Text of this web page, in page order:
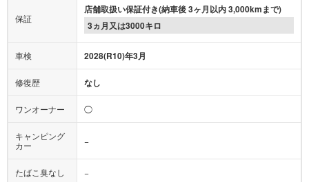
保証
店舗取扱い保証付き(納車後 3ヶ月以内 3,000kmまで)
3ヵ月又は3000キロ
車検 2028(R10)年3月
修復歴 なし
ワンオーナー ◯
キャンピング
カー
−
たばこ臭なし −